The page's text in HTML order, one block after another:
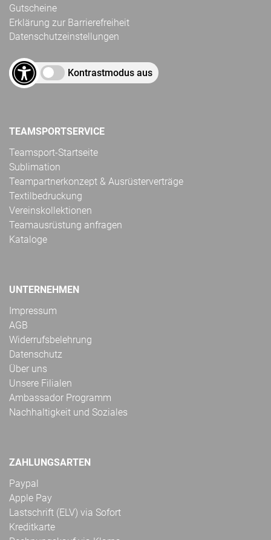
Gutscheine
Erklärung zur Barrierefreiheit
Datenschutzeinstellungen
Kontrastmodus aus
TEAMSPORTSERVICE
Teamsport-Startseite
Sublimation
Teampartnerkonzept & Ausrüsterverträge
Textilbedruckung
Vereinskollektionen
Teamausrüstung anfragen
Kataloge
UNTERNEHMEN
Impressum
AGB
Widerrufsbelehrung
Datenschutz
Über uns
Unsere Filialen
Ambassador Programm
Nachhaltigkeit und Soziales
ZAHLUNGSARTEN
Paypal
Apple Pay
Lastschrift (ELV) via Sofort
Kreditkarte